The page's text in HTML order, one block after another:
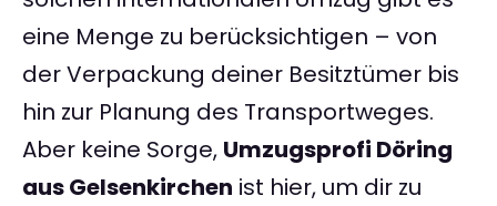
eine Menge zu berücksichtigen – von
der Verpackung deiner Besitztümer bis
hin zur Planung des Transportweges.
Aber keine Sorge, Umzugsprofi Döring
aus Gelsenkirchen ist hier, um dir zu